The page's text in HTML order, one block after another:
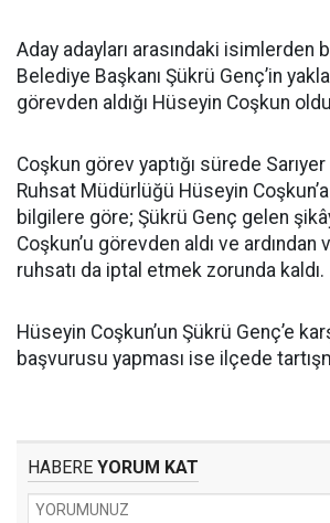
Aday adayları arasındaki isimlerden
Belediye Başkanı Şükrü Genç’in
görevden aldığı Hüseyin Coşkun
Coşkun görev yaptığı sürede
Ruhsat Müdürlüğü Hüseyin Coşkun’a
bilgilere göre; Şükrü Genç gelen
Coşkun’u görevden aldı ve
ruhsatı da iptal etmek zorunda kaldı.
Hüseyin Coşkun’un Şükrü Genç’e
başvurusu yapması ise ilçede
HABERE YORUM KAT